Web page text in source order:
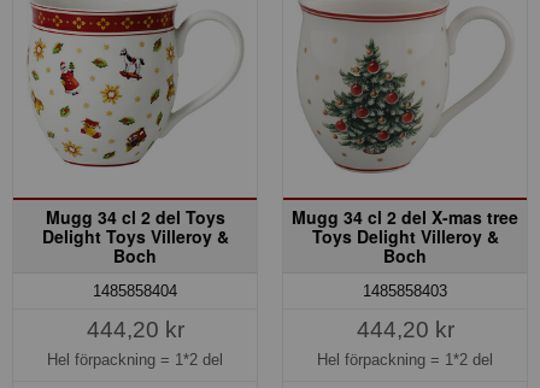
Mugg 34 cl 2 del Toys
Delight Toys Villeroy &
Boch
1485858404
444,20 kr
Hel förpackning = 1*2 del
Mugg 34 cl 2 del X-mas tree
Toys Delight Villeroy &
Boch
1485858403
444,20 kr
Hel förpackning = 1*2 del